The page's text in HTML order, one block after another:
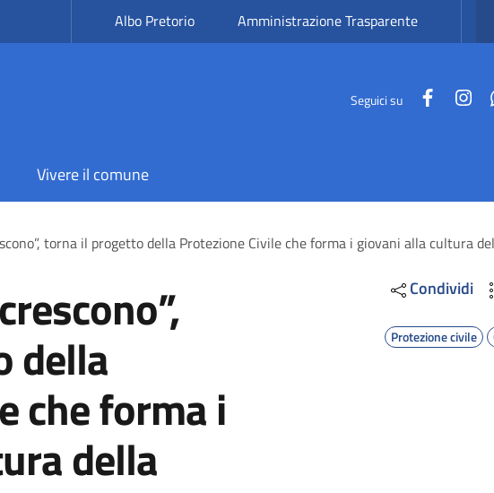
Albo Pretorio Amministrazione Trasparente
Seguici su
Vivere il comune
torna il progetto della Protezione Civile che forma i giovani alla cultura
della
che forma i
della
Condividi
Protezione civile